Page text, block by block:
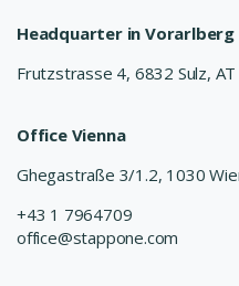
Headquarter in Vorarlberg
Frutzstrasse 4, 6832 Sulz, AT
Office Vienna
Ghegastraße 3/1.2, 1030
+43 1 7964709
office@stappone.com